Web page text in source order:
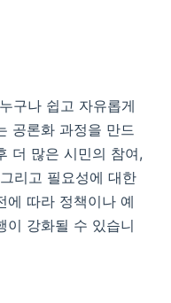
구나 쉽고 자유롭게
공론화 과정을 만드
더 많은 시민의 참여,
리고 필요성에 대한
에 따라 정책이나 예
이 강화될 수 있습니